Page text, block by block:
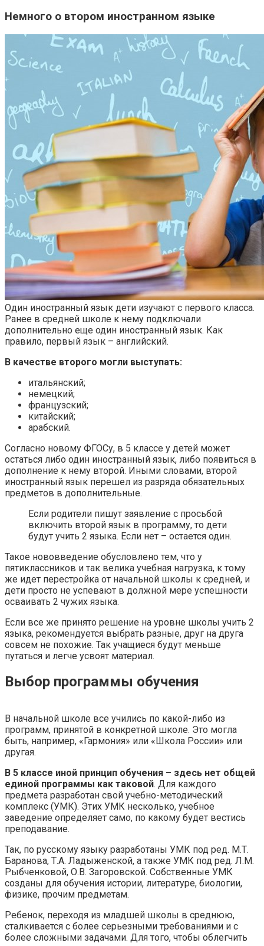
Немного о втором иностранном языке
Один иностранный язык дети изучают с первого класса.
Ранее в средней школе к нему подключали
дополнительно еще один иностранный язык. Как
правило, первый язык – английский.
В качестве второго могли выступать:
итальянский;
немецкий;
французский;
китайский;
арабский.
Согласно новому ФГОСу, в 5 классе у детей может
остаться либо один иностранный язык, либо появиться в
дополнение к нему второй. Иными словами, второй
иностранный язык перешел из разряда обязательных
предметов в дополнительные.
Если родители пишут заявление с просьбой
включить второй язык в программу, то дети
будут учить 2 языка. Если нет – остается один.
Такое нововведение обусловлено тем, что у
пятиклассников и так велика учебная нагрузка, к тому
же идет перестройка от начальной школы к средней, и
дети просто не успевают в должной мере успешности
осваивать 2 чужих языка.
Если все же принято решение на уровне школы учить 2
языка, рекомендуется выбрать разные, друг на друга
совсем не похожие. Так учащиеся будут меньше
путаться и легче усвоят материал.
Выбор программы обучения
В начальной школе все учились по какой-либо из
программ, принятой в конкретной школе. Это могла
быть, например, «Гармония» или «Школа России» или
другая.
В 5 классе иной принцип обучения – здесь нет общей
единой программы как таковой. Для каждого
предмета разработан свой учебно-методический
комплекс (УМК). Этих УМК несколько, учебное
заведение определяет само, по какому будет вестись
преподавание.
Так, по русскому языку разработаны УМК под ред. М.Т.
Баранова, Т.А. Ладыженской, а также УМК под ред. Л.М.
Рыбченковой, О.В. Загоровской. Собственные УМК
созданы для обучения истории, литературе, биологии,
физике, прочим предметам.
Ребенок, переходя из младшей школы в среднюю,
сталкивается с более серьезными требованиями и с
более сложными задачами. Для того, чтобы облегчить